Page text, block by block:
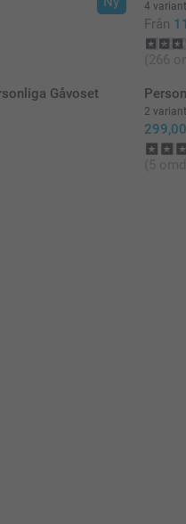
4
Från
(266
Gåvoset
2
299,00
(5